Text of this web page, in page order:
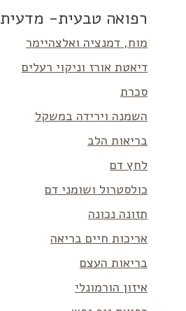
רפואה טבעית- מדעית
מוח, דמנציה ואלצהיימר
דיאטת אורז וניקוי רעלים
סכרת
השמנה וירידה במשקל
בריאות הלב
לחץ דם
כולסטרול ושומני דם
תזונה נכונה
אריכות חיים בריאה
בריאות העצם
איזון הורמונלי